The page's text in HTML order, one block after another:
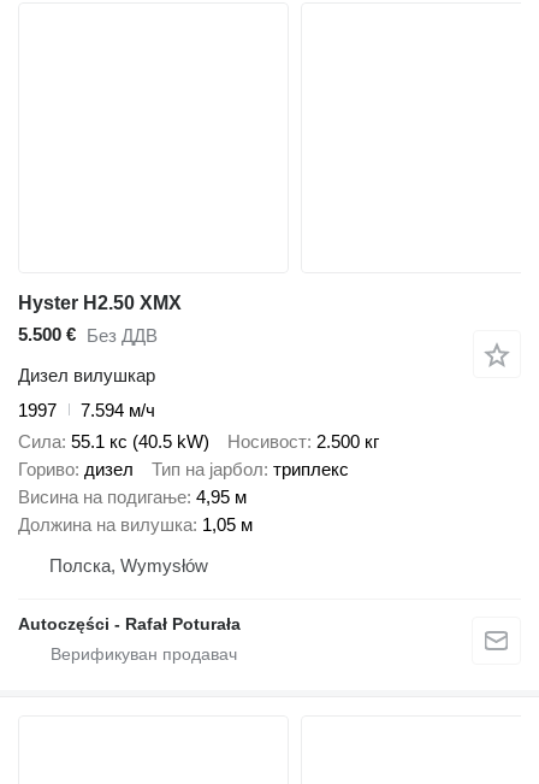
Hyster H2.50 XMX
5.500 € Без ДДВ
Дизел вилушкар
1997
7.594 м/ч
Сила 55.1 кс (40.5 kW) Носивост 2.500 кг
Гориво дизел Тип на јарбол триплекс
Висина на подигање 4,95 м
Должина на вилушка 1,05 м
Полска, Wymysłów
Autoczęści - Rafał Poturała